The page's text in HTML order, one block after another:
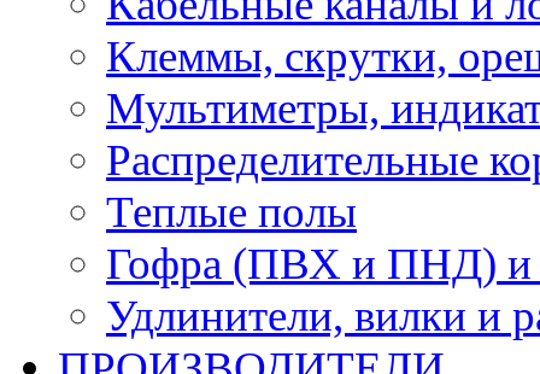
Клеммы, скрутки,
Мультиметры,
Распределительные
Теплые полы
Гофра (ПВХ и ПНД) и
Удлинители, вилки и